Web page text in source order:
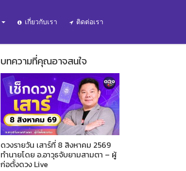
เกี่ยวกับเรา ติดต่อเรา
บทความที่คุณอาจสนใจ
ดวงรายวัน เสาร์ที่ 8 สิงหาคม 2569
ทำนายโดย อ.อาวุธจับยามสามตา – ผู้
ก่อตั้งดวง Live